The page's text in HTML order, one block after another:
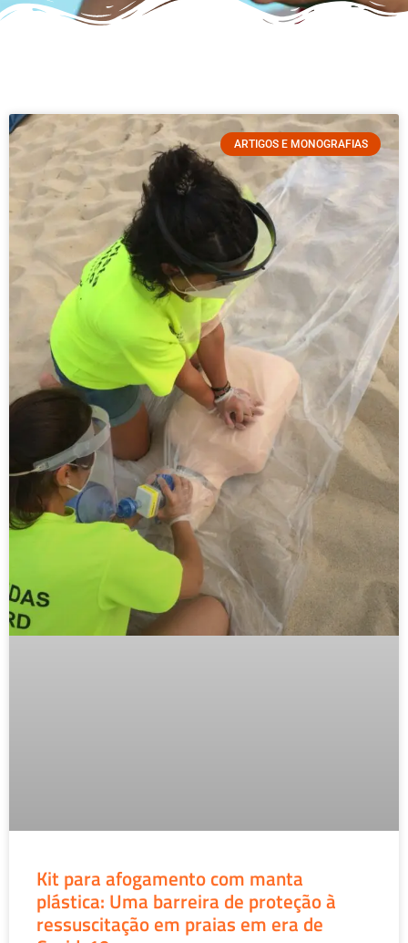
ARTIGOS E MONOGRAFIAS
Kit para afogamento com manta
plástica: Uma barreira de proteção à
ressuscitação em praias em era de